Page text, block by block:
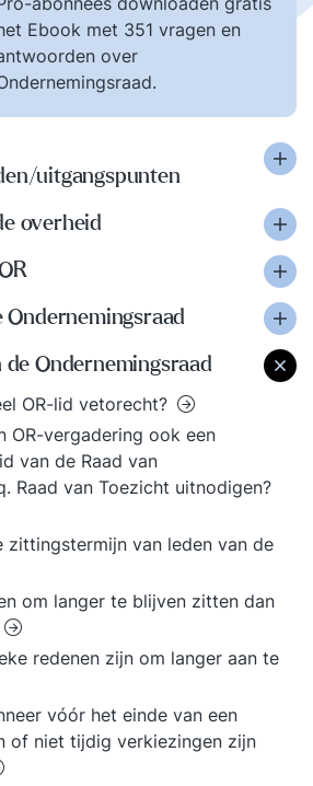
Ebook met 351 vragen en
over
uitgangspunten
overheid
Ondernemingsraad
Ondernemingsraad
OR-lid vetorecht?
OR-vergadering ook een
van de Raad van
Raad van Toezicht uitnodigen?
zittingstermijn van leden van de
om langer te blijven zitten dan
redenen zijn om langer aan te
vóór het einde van een
of niet tijdig verkiezingen zijn